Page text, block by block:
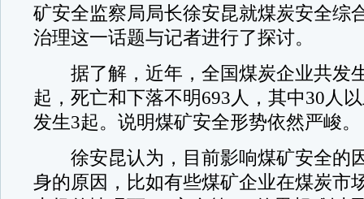
矿安全监察局局长徐安昆就煤炭安全综
治理这一话题与记者进行了探讨。
据了解，近年，全国煤炭企业共发
起，死亡和下落不明693人，其中30人
发生3起。说明煤矿安全形势依然严峻。
徐安昆认为，目前影响煤矿安全的
身的原因，比如有些煤矿企业在煤炭市